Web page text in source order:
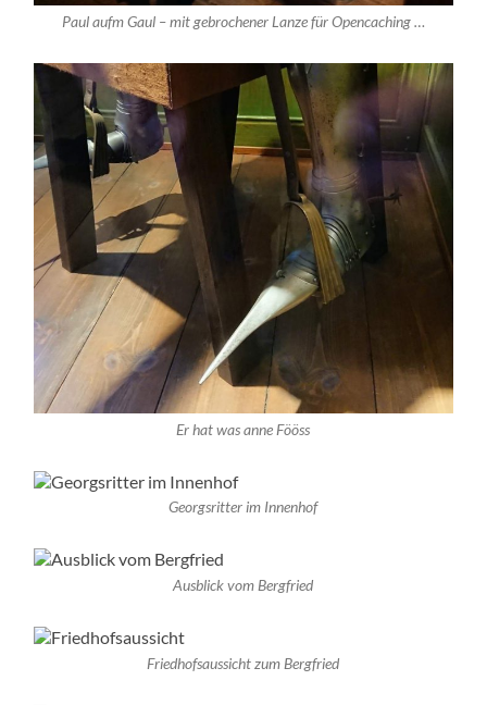
Paul aufm Gaul – mit gebrochener Lanze für Opencaching …
Er hat was anne Fööss
Georgsritter im Innenhof
Ausblick vom Bergfried
Friedhofsaussicht zum Bergfried